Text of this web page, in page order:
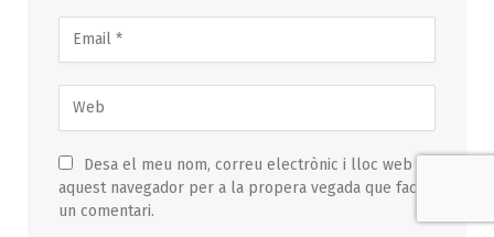
Desa el meu nom, correu electrònic i lloc web en
aquest navegador per a la propera vegada que faci
un comentari.